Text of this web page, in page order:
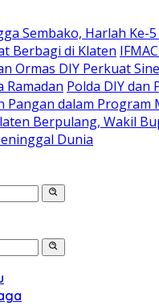
Sembako, Harlah Ke-5
Berbagi di Klaten
Ormas DIY Perkuat
Ramadan Polda DIY dan
Pangan dalam Program
Berpulang, Wakil
Dunia